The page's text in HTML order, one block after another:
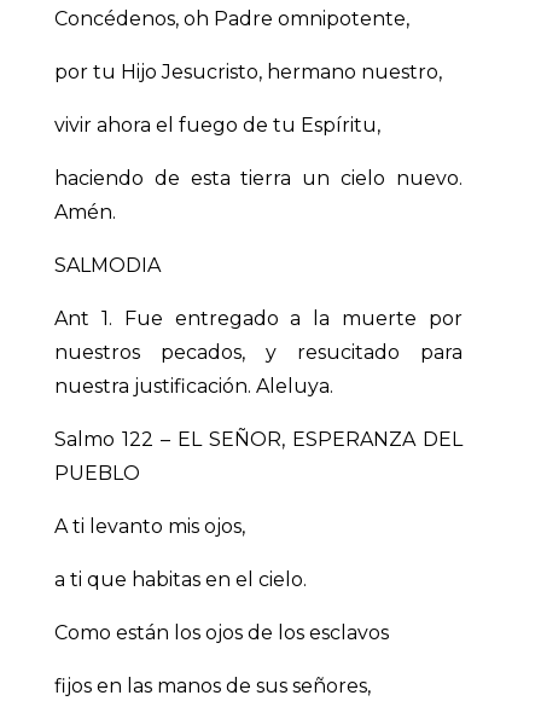
Concédenos, oh Padre omnipotente,
por tu Hijo Jesucristo, hermano nuestro,
vivir ahora el fuego de tu Espíritu,
haciendo de esta tierra un cielo nuevo.
Amén.
SALMODIA
Ant 1. Fue entregado a la muerte por
nuestros pecados, y resucitado para
nuestra justificación. Aleluya.
Salmo 122 – EL SEÑOR, ESPERANZA DEL
PUEBLO
A ti levanto mis ojos,
a ti que habitas en el cielo.
Como están los ojos de los esclavos
fijos en las manos de sus señores,